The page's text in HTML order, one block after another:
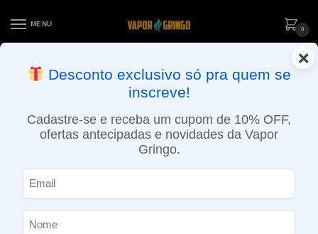
MENU
0
ENTREGA NO MESMO DIA EM SÃO PAULO (SEG A SEX): PEDIDOS
APROVADOS ATÉ 15:30 VIA MOTOBOY
×
Desconto exclusivo só pra quem se
inscreve!
Cadastre-se e receba um cupom de 10% OFF,
ofertas antecipadas e novidades da Vapor
Gringo.